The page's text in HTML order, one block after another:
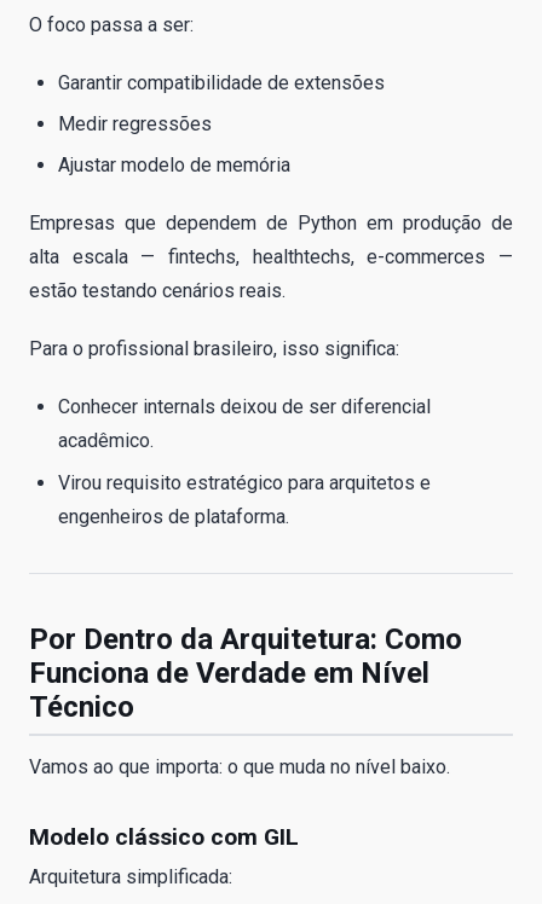
O foco passa a ser:
Garantir compatibilidade de extensões
Medir regressões
Ajustar modelo de memória
Empresas que dependem de Python em produção de
alta escala — fintechs, healthtechs, e-commerces —
estão testando cenários reais.
Para o profissional brasileiro, isso significa:
Conhecer internals deixou de ser diferencial
acadêmico.
Virou requisito estratégico para arquitetos e
engenheiros de plataforma.
Por Dentro da Arquitetura: Como
Funciona de Verdade em Nível
Técnico
Vamos ao que importa: o que muda no nível baixo.
Modelo clássico com GIL
Arquitetura simplificada: